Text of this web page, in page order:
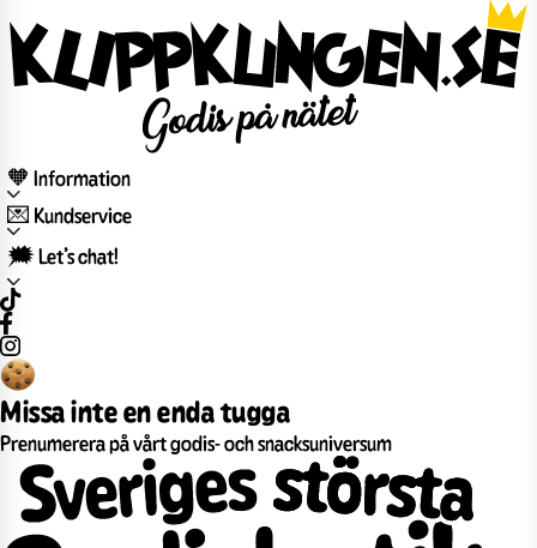
🧡 Information
💌 Kundservice
🗯️ Let’s chat!
Missa inte en enda tugga
Prenumerera på vårt godis- och snacksuniversum